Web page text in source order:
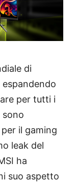
di
per tutti i
sono
il gaming
leak del
ha
suo aspetto